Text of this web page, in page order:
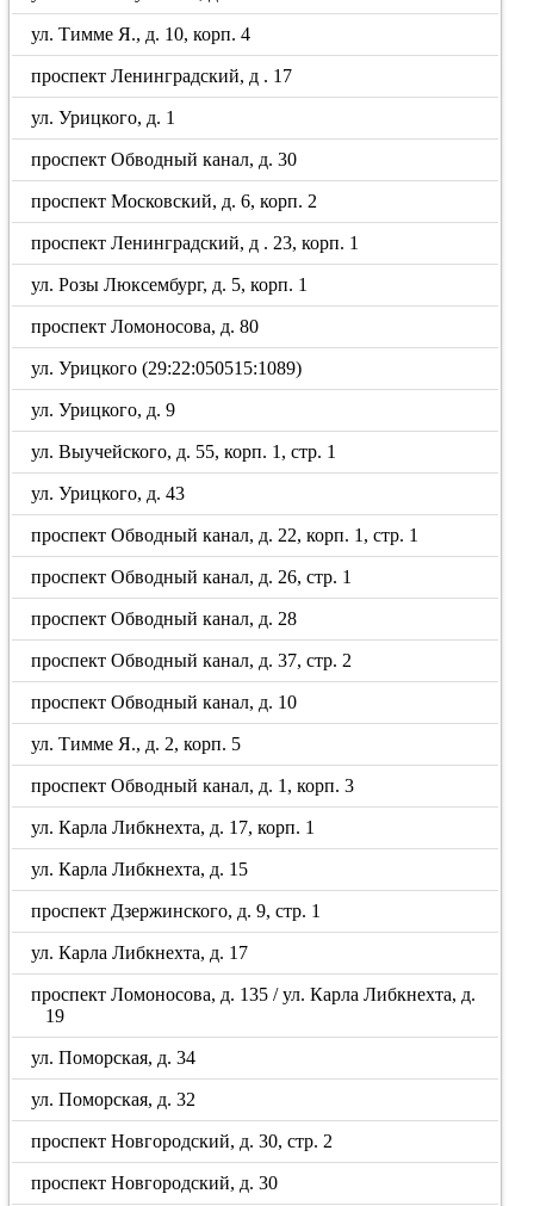
ул. Тимме Я., д. 10, корп. 4
проспект Ленинградский, д . 17
ул. Урицкого, д. 1
проспект Обводный канал, д. 30
проспект Московский, д. 6, корп. 2
проспект Ленинградский, д . 23, корп. 1
ул. Розы Люксембург, д. 5, корп. 1
проспект Ломоносова, д. 80
ул. Урицкого (29:22:050515:1089)
ул. Урицкого, д. 9
ул. Выучейского, д. 55, корп. 1, стр. 1
ул. Урицкого, д. 43
проспект Обводный канал, д. 22, корп. 1, стр. 1
проспект Обводный канал, д. 26, стр. 1
проспект Обводный канал, д. 28
проспект Обводный канал, д. 37, стр. 2
проспект Обводный канал, д. 10
ул. Тимме Я., д. 2, корп. 5
проспект Обводный канал, д. 1, корп. 3
ул. Карла Либкнехта, д. 17, корп. 1
ул. Карла Либкнехта, д. 15
проспект Дзержинского, д. 9, стр. 1
ул. Карла Либкнехта, д. 17
проспект Ломоносова, д. 135 / ул. Карла Либкнехта, д.
19
ул. Поморская, д. 34
ул. Поморская, д. 32
проспект Новгородский, д. 30, стр. 2
проспект Новгородский, д. 30